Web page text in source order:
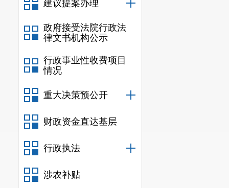
建议提案办理
政府接受法院行政法
律文书机构公示
行政事业性收费项目
情况
重大决策预公开
财政资金直达基层
行政执法
涉农补贴